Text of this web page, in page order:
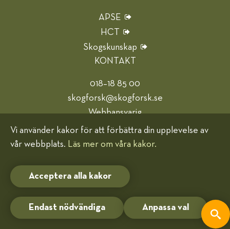
APSE
HCT
Skogskunskap
KONTAKT
018–18 85 00
skogforsk@skogforsk.se
Webbansvarig
Hjälp oss bli bättre
Vi använder kakor för att förbättra din upplevelse av
vår webbplats. Läs mer om våra kakor.
Acceptera alla kakor
Endast nödvändiga Anpassa val